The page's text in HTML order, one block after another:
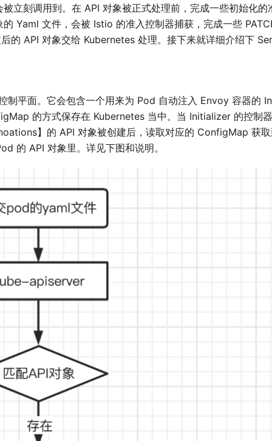
立刻调用到。在 API 对象被正式处理前，完成一些初始化
Yaml 文件，会被 Istio 的准入控制器捕获，完成一些
的 API 对象交给 Kubernetes 处理。接下来就详细介绍下
制平面。它会包含一个用来为 Pod 自动注入 Envoy 容器的
的方式保存在 Kubernetes 当中。当 Initializer 的控制
】的 API 对象被创建后，读取对应的 ConfigMap 获
的 API 对象里。详见下图和说明。